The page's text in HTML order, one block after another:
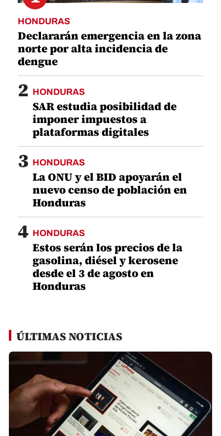
HONDURAS
Declararán emergencia en la zona
norte por alta incidencia de
dengue
2 HONDURAS
SAR estudia posibilidad de
imponer impuestos a
plataformas digitales
3 HONDURAS
La ONU y el BID apoyarán el
nuevo censo de población en
Honduras
4 HONDURAS
Estos serán los precios de la
gasolina, diésel y kerosene
desde el 3 de agosto en
Honduras
ÚLTIMAS NOTICIAS